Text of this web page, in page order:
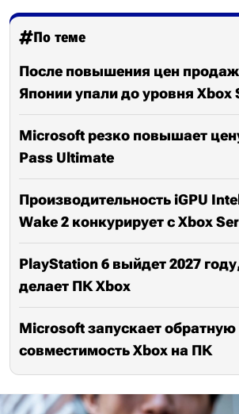
По теме
После повышения цен
Японии упали до уровня Xbox
Microsoft резко повышает
Pass Ultimate
Производительность iGPU
Wake 2 конкурирует с Xbox
PlayStation 6 выйдет 2027
делает ПК Xbox
Microsoft запускает обратную
совместимость Xbox на ПК